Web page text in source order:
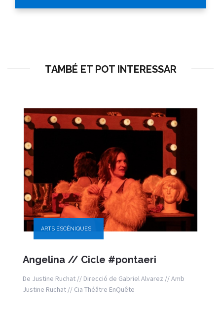
TAMBÉ ET POT INTERESSAR
ARTS ESCÈNIQUES
Angelina // Cicle #pontaeri
De Justine Ruchat // Direcció de Gabriel Alvarez // Amb
Justine Ruchat // Cia Théâtre EnQuête